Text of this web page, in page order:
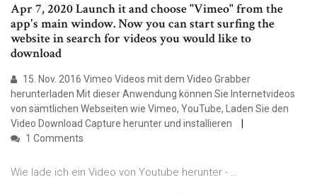
Apr 7, 2020 Launch it and choose "Vimeo" from the
app's main window. Now you can start surfing the
website in search for videos you would like to
download
15. Nov. 2016 Vimeo Videos mit dem Video Grabber
herunterladen Mit dieser Anwendung können Sie Internetvideos
von sämtlichen Webseiten wie Vimeo, YouTube, Laden Sie den
Video Download Capture herunter und installieren
1 Comments
Wie lade ich ein Video von Youtube herunter - …